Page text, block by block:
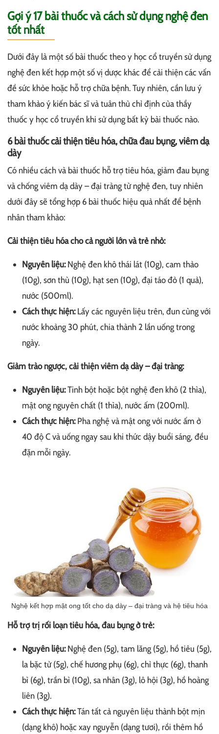
Gợi ý 17 bài thuốc và cách sử dụng nghệ đen
tốt nhất
Dưới đây là một số bài thuốc theo y học cổ truyền sử dụng
nghệ đen kết hợp một số vị dược khác để cải thiện các vấn
đề sức khỏe hoặc hỗ trợ chữa bệnh. Tuy nhiên, cần lưu ý
tham khảo ý kiến bác sĩ và tuân thủ chỉ định của thầy
thuốc y học cổ truyền khi sử dụng bất kỳ bài thuốc nào.
6 bài thuốc cải thiện tiêu hóa, chữa đau bụng, viêm dạ
dày
Có nhiều cách và bài thuốc hỗ trợ tiêu hóa, giảm đau bụng
và chống viêm dạ dày – đại tràng từ nghệ đen, tuy nhiên
dưới đây sẽ tổng hợp 6 bài thuốc hiệu quả nhất để bệnh
nhân tham khảo:
Cải thiện tiêu hóa cho cả người lớn và trẻ nhỏ:
Nguyên liệu:Nghệ đen khô thái lát (10g), cam thảo
(10g), sơn thù (10g), hạt sen (10g), đại táo đỏ (1 quả),
nước (500ml).
Cách thực hiện:Lấy các nguyên liệu trên, đun cùng với
nước khoảng 30 phút, chia thành 2 lần uống trong
ngày.
Giảm trào ngược, cải thiện viêm dạ dày – đại tràng:
Nguyên liệu:Tinh bột hoặc bột nghệ đen khô (2 thìa),
mật ong nguyên chất (1 thìa), nước ấm (200ml).
Cách thực hiện:Pha nghệ và mật ong với nước ấm ở
40 độ C và uống ngay sau khi thức dậy buổi sáng, đều
đặn mỗi ngày.
Nghệ kết hợp mật ong tốt cho dạ dày – đại tràng và hệ tiêu hóa
Hỗ trợ trị rối loạn tiêu hóa, đau bụng ở trẻ:
Nguyên liệu:Nghệ đen (5g), tam lăng (5g), hồ tiêu (5g),
la bặc tử (5g), chế hương phụ (6g), chỉ thực (6g), thanh
bì (6g), trần bì (10g), sa nhân (3g), lô hội (3g), hồ hoàng
liên (3g).
Cách thực hiện:Tán tất cả nguyên liệu thành bột mịn
(dạng khô) hoặc xay nguyễn (dạng tươi), rồi thêm hồ